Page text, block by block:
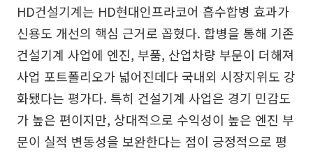
HD건설기계는 HD현대인프라코어 흡수합병 효과가
신용도 개선의 핵심 근거로 꼽혔다. 합병을 통해 기존
건설기계 사업에 엔진, 부품, 산업차량 부문이 더해져
사업 포트폴리오가 넓어진데다 국내외 시장지위도 강
화됐다는 평가다. 특히 건설기계 사업은 경기 민감도
가 높은 편이지만, 상대적으로 수익성이 높은 엔진 부
문이 실적 변동성을 보완한다는 점이 긍정적으로 평